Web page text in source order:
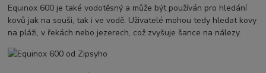
Equinox 600 je také vodotěsný a může být používán pro hledání
kovů jak na souši, tak i ve vodě. Uživatelé mohou tedy hledat kovy
na pláži, v řekách nebo jezerech, což zvyšuje šance na nálezy.